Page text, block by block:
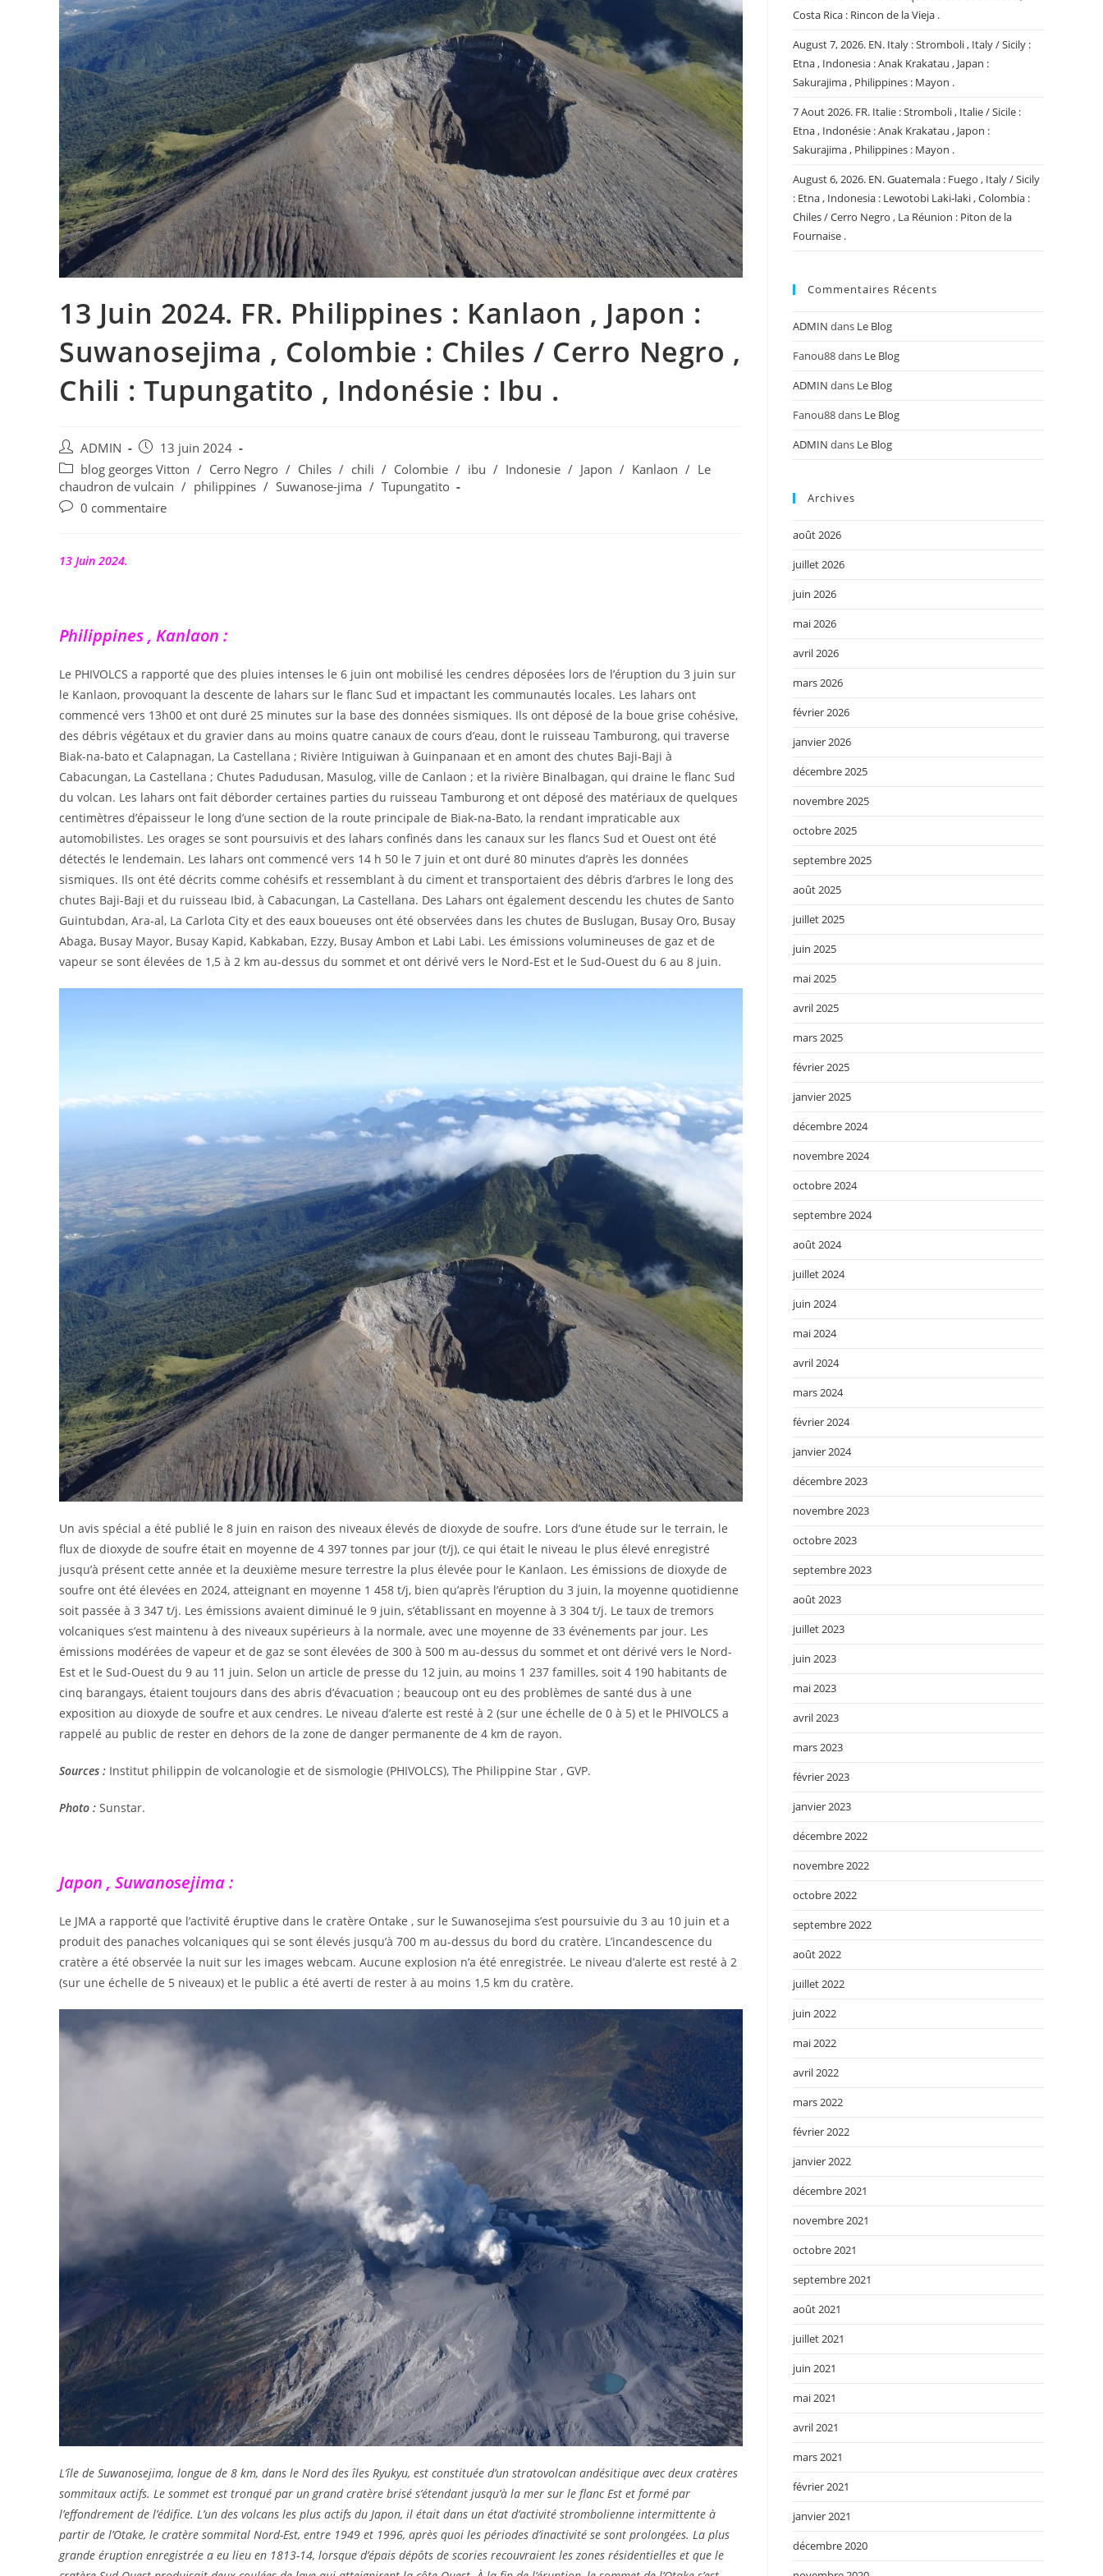
13 Juin 2024. FR. Philippines : Kanlaon , Japon :
Suwanosejima , Colombie : Chiles / Cerro Negro ,
Chili : Tupungatito , Indonésie : Ibu .
Auteur/autrice
de
la
publication :
ADMIN
Publication
publiée :
13 juin 2024
Post
category:
blog georges Vitton / Cerro Negro / Chiles / chili / Colombie / ibu / Indonesie / Japon / Kanlaon / Le
chaudron de vulcain / philippines / Suwanose-jima / Tupungatito
Commentaires
publication :
0 commentaire
13 Juin 2024.
Philippines , Kanlaon :
Le PHIVOLCS a rapporté que des pluies intenses le 6 juin ont mobilisé les cendres déposées lors de l’éruption du 3 juin sur
le Kanlaon, provoquant la descente de lahars sur le flanc Sud et impactant les communautés locales. Les lahars ont
commencé vers 13h00 et ont duré 25 minutes sur la base des données sismiques. Ils ont déposé de la boue grise cohésive,
des débris végétaux et du gravier dans au moins quatre canaux de cours d’eau, dont le ruisseau Tamburong, qui traverse
Biak-na-bato et Calapnagan, La Castellana ; Rivière Intiguiwan à Guinpanaan et en amont des chutes Baji-Baji à
Cabacungan, La Castellana ; Chutes Padudusan, Masulog, ville de Canlaon ; et la rivière Binalbagan, qui draine le flanc Sud
du volcan. Les lahars ont fait déborder certaines parties du ruisseau Tamburong et ont déposé des matériaux de quelques
centimètres d’épaisseur le long d’une section de la route principale de Biak-na-Bato, la rendant impraticable aux
automobilistes. Les orages se sont poursuivis et des lahars confinés dans les canaux sur les flancs Sud et Ouest ont été
détectés le lendemain. Les lahars ont commencé vers 14 h 50 le 7 juin et ont duré 80 minutes d’après les données
sismiques. Ils ont été décrits comme cohésifs et ressemblant à du ciment et transportaient des débris d’arbres le long des
chutes Baji-Baji et du ruisseau Ibid, à Cabacungan, La Castellana. Des Lahars ont également descendu les chutes de Santo
Guintubdan, Ara-al, La Carlota City et des eaux boueuses ont été observées dans les chutes de Buslugan, Busay Oro, Busay
Abaga, Busay Mayor, Busay Kapid, Kabkaban, Ezzy, Busay Ambon et Labi Labi. Les émissions volumineuses de gaz et de
vapeur se sont élevées de 1,5 à 2 km au-dessus du sommet et ont dérivé vers le Nord-Est et le Sud-Ouest du 6 au 8 juin.
Un avis spécial a été publié le 8 juin en raison des niveaux élevés de dioxyde de soufre. Lors d’une étude sur le terrain, le
flux de dioxyde de soufre était en moyenne de 4 397 tonnes par jour (t/j), ce qui était le niveau le plus élevé enregistré
jusqu’à présent cette année et la deuxième mesure terrestre la plus élevée pour le Kanlaon. Les émissions de dioxyde de
soufre ont été élevées en 2024, atteignant en moyenne 1 458 t/j, bien qu’après l’éruption du 3 juin, la moyenne quotidienne
soit passée à 3 347 t/j. Les émissions avaient diminué le 9 juin, s’établissant en moyenne à 3 304 t/j. Le taux de tremors
volcaniques s’est maintenu à des niveaux supérieurs à la normale, avec une moyenne de 33 événements par jour. Les
émissions modérées de vapeur et de gaz se sont élevées de 300 à 500 m au-dessus du sommet et ont dérivé vers le Nord-
Est et le Sud-Ouest du 9 au 11 juin. Selon un article de presse du 12 juin, au moins 1 237 familles, soit 4 190 habitants de
cinq barangays, étaient toujours dans des abris d’évacuation ; beaucoup ont eu des problèmes de santé dus à une
exposition au dioxyde de soufre et aux cendres. Le niveau d’alerte est resté à 2 (sur une échelle de 0 à 5) et le PHIVOLCS a
rappelé au public de rester en dehors de la zone de danger permanente de 4 km de rayon.
Sources : Institut philippin de volcanologie et de sismologie (PHIVOLCS), The Philippine Star , GVP.
Photo : Sunstar.
Japon , Suwanosejima :
Le JMA a rapporté que l’activité éruptive dans le cratère Ontake , sur le Suwanosejima s’est poursuivie du 3 au 10 juin et a
produit des panaches volcaniques qui se sont élevés jusqu’à 700 m au-dessus du bord du cratère. L’incandescence du
cratère a été observée la nuit sur les images webcam. Aucune explosion n’a été enregistrée. Le niveau d’alerte est resté à 2
(sur une échelle de 5 niveaux) et le public a été averti de rester à au moins 1,5 km du cratère.
L’île de Suwanosejima, longue de 8 km, dans le Nord des îles Ryukyu, est constituée d’un stratovolcan andésitique avec deux cratères
sommitaux actifs. Le sommet est tronqué par un grand cratère brisé s’étendant jusqu’à la mer sur le flanc Est et formé par
l’effondrement de l’édifice. L’un des volcans les plus actifs du Japon, il était dans un état d’activité strombolienne intermittente à
partir de l’Otake, le cratère sommital Nord-Est, entre 1949 et 1996, après quoi les périodes d’inactivité se sont prolongées. La plus
grande éruption enregistrée a eu lieu en 1813-14, lorsque d’épais dépôts de scories recouvraient les zones résidentielles et que le
Costa Rica : Rincon de la Vieja .
August 7, 2026. EN. Italy : Stromboli , Italy / Sicily :
Etna , Indonesia : Anak Krakatau , Japan :
Sakurajima , Philippines : Mayon .
7 Aout 2026. FR. Italie : Stromboli , Italie / Sicile :
Etna , Indonésie : Anak Krakatau , Japon :
Sakurajima , Philippines : Mayon .
August 6, 2026. EN. Guatemala : Fuego , Italy / Sicily
: Etna , Indonesia : Lewotobi Laki-laki , Colombia :
Chiles / Cerro Negro , La Réunion : Piton de la
Fournaise .
Commentaires Récents
ADMIN dans Le Blog
Fanou88dans Le Blog
ADMIN dans Le Blog
Fanou88dans Le Blog
ADMIN dans Le Blog
Archives
août 2026
juillet 2026
juin 2026
mai 2026
avril 2026
mars 2026
février 2026
janvier 2026
décembre 2025
novembre 2025
octobre 2025
septembre 2025
août 2025
juillet 2025
juin 2025
mai 2025
avril 2025
mars 2025
février 2025
janvier 2025
décembre 2024
novembre 2024
octobre 2024
septembre 2024
août 2024
juillet 2024
juin 2024
mai 2024
avril 2024
mars 2024
février 2024
janvier 2024
décembre 2023
novembre 2023
octobre 2023
septembre 2023
août 2023
juillet 2023
juin 2023
mai 2023
avril 2023
mars 2023
février 2023
janvier 2023
décembre 2022
novembre 2022
octobre 2022
septembre 2022
août 2022
juillet 2022
juin 2022
mai 2022
avril 2022
mars 2022
février 2022
janvier 2022
décembre 2021
novembre 2021
octobre 2021
septembre 2021
août 2021
juillet 2021
juin 2021
mai 2021
avril 2021
mars 2021
février 2021
janvier 2021
décembre 2020